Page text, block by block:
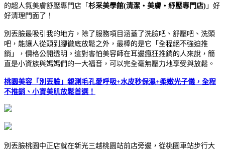
的超人氣美膚舒壓專門店「 杉采美學館(清潔・美膚・紓壓專門店) 」好
好清理門面了！
別丟臉最吸引我的地方，除了服務項目涵蓋了洗臉吧、舒壓吧、洗頭
吧，能讓人從頭到腳徹底放鬆之外，最棒的是它「全程絕不強迫推
銷」，價格公開透明。這對害怕美容師在耳邊瘋狂推銷的人來說，簡
直是小資族與媽媽們的一大福音，可以完全毫無壓力地享受與放鬆。
桃園美容「別丟臉」親測毛孔愛呼吸+水皮秒保濕+柔嫩光子儀，全程
不推銷、小資美肌放鬆首選！
別丟臉桃園中正店就在新光三越桃園站前店旁邊，從桃園車站步行大